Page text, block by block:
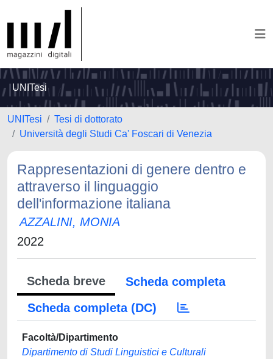
UNITesi
UNITesi
Tesi di dottorato
Università degli Studi Ca' Foscari di Venezia
Rappresentazioni di genere dentro e
attraverso il linguaggio
dell'informazione italiana
AZZALINI, MONIA
2022
Scheda breve
Scheda completa
Scheda completa (DC)
Facoltà/Dipartimento
Dipartimento di Studi Linguistici e Culturali